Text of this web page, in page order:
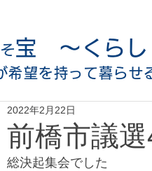
前橋市議選
2022年2月22日
総決起集会でした
宝 〜くらし
希望を持って暮らせ